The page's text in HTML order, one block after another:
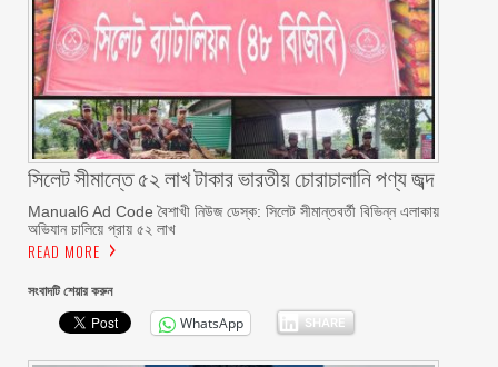
সিলেট সীমান্তে ৫২ লাখ টাকার ভারতীয় চোরাচালানি পণ্য জব্দ
Manual6 Ad Code বৈশাখী নিউজ ডেস্ক: সিলেট সীমান্তবর্তী বিভিন্ন এলাকায়
অভিযান চালিয়ে প্রায় ৫২ লাখ
READ MORE
সংবাদটি শেয়ার করুন
WhatsApp
SHARE